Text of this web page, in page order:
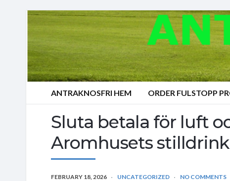
ANTRAKNOSFRI HEM ORDER FULSTOPP
Sluta betala för luft
Aromhusets
FEBRUARY 18, 2026 UNCATEGORIZED NO COMMENTS